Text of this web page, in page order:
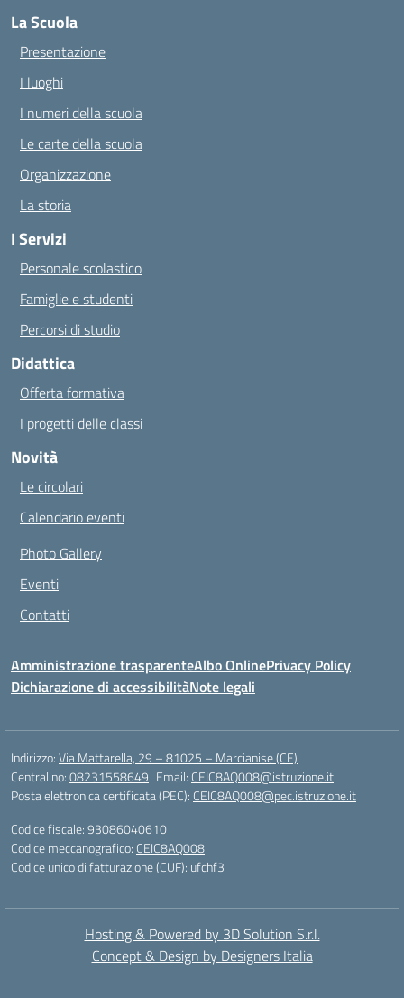
La Scuola
Presentazione
I luoghi
I numeri della scuola
Le carte della scuola
Organizzazione
La storia
I Servizi
Personale scolastico
Famiglie e studenti
Percorsi di studio
Didattica
Offerta formativa
I progetti delle classi
Novità
Le circolari
Calendario eventi
Photo Gallery
Eventi
Contatti
Amministrazione trasparenteAlbo OnlinePrivacy Policy
Dichiarazione di accessibilitàNote legali
Indirizzo:Via Mattarella, 29 – 81025 – Marcianise (CE)
Centralino:08231558649 Email: CEIC8AQ008@istruzione.it
Posta elettronica certificata (PEC): CEIC8AQ008@pec.istruzione.it
Codice fiscale: 93086040610
Codice meccanografico: CEIC8AQ008
Codice unico di fatturazione (CUF): ufchf3
Hosting & Powered by 3D Solution S.r.l.
Concept & Design by Designers Italia